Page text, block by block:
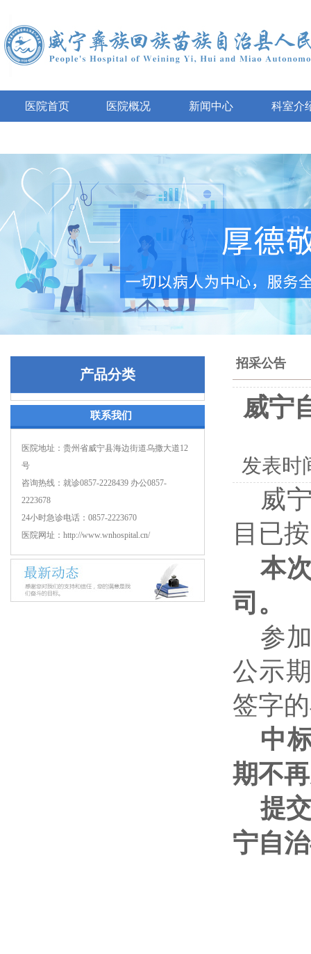
医院首页 医院概况 新闻中心 科室介
招采公告
威宁
发表时
威
目已
本
司。
参
公示
签字
中
期不
提
宁自
产品分类
联系我们
医院地址：贵州省威宁县海边街道乌撒大道12
号
咨询热线：就诊0857-2228439 办公0857-
2223678
24小时急诊电话：0857-2223670
医院网址：http://www.wnhospital.cn/